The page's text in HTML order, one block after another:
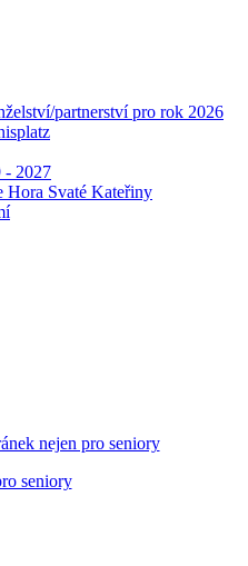
partnerství pro rok 2026
- 2027
Hora Svaté Kateřiny
nejen pro seniory